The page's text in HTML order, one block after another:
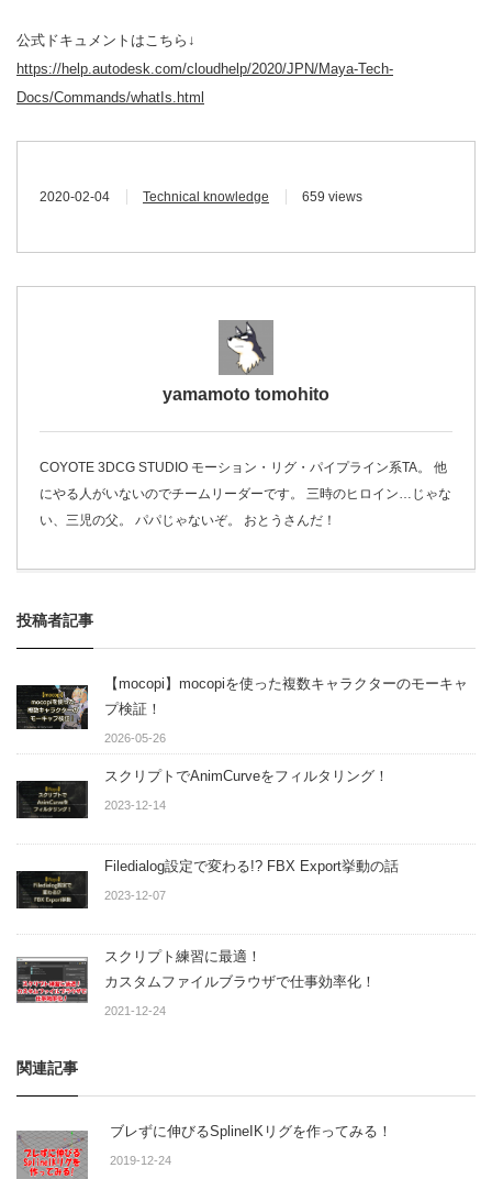
公式ドキュメントはこちら↓
https://help.autodesk.com/cloudhelp/2020/JPN/Maya-Tech-
Docs/Commands/whatIs.html
2020-02-04 Technical knowledge 659 views
yamamoto tomohito
COYOTE 3DCG STUDIO モーション・リグ・パイプライン系TA。 他
にやる人がいないのでチームリーダーです。 三時のヒロイン…じゃな
い、三児の父。 パパじゃないぞ。 おとうさんだ！
投稿者記事
【mocopi】mocopiを使った複数キャラクターのモーキャ
プ検証！
2026-05-26
スクリプトでAnimCurveをフィルタリング！
2023-12-14
Filedialog設定で変わる!? FBX Export挙動の話
2023-12-07
スクリプト練習に最適！
カスタムファイルブラウザで仕事効率化！
2021-12-24
関連記事
ブレずに伸びるSplineIKリグを作ってみる！
2019-12-24